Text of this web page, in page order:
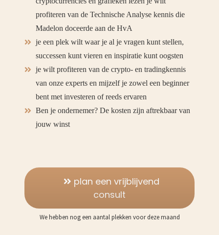
profiteren van de Technische Analyse kennis die
Madelon doceerde aan de HvA
je een plek wilt waar je al je vragen kunt stellen,
successen kunt vieren en inspiratie kunt oogsten
je wilt profiteren van de crypto- en tradingkennis
van onze experts en mijzelf je zowel een beginner
bent met investeren of reeds ervaren
Ben je ondernemer? De kosten zijn aftrekbaar van
jouw winst
plan een vrijblijvend
consult
We hebben nog een aantal plekken voor deze maand